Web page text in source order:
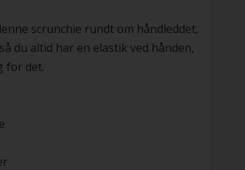
scrunchie rundt om håndleddet,
du altid har en elastik ved hånden,
for det.